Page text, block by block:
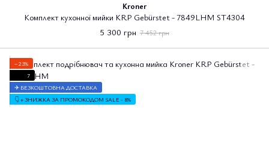
Kroner
Комплект кухонної мийки KRP Gebürstet - 7849LHM ST4304
5 300 грн 7 452 грн
−23%
7
✈ БЕЗКОШТОВНА ДОСТАВКА
👇 + ЗНИЖКА ЗА ПРОМОКОДОМ SALE - 8%